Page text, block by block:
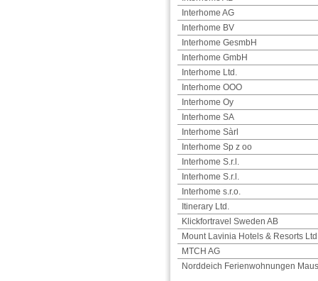
Interhome AG
Interhome BV
Interhome GesmbH
Interhome GmbH
Interhome Ltd.
Interhome OOO
Interhome Oy
Interhome SA
Interhome Sàrl
Interhome Sp z oo
Interhome S.r.l.
Interhome S.r.l.
Interhome s.r.o.
Itinerary Ltd.
Klickfortravel Sweden AB
Mount Lavinia Hotels & Resorts
MTCH AG
Norddeich Ferienwohnungen